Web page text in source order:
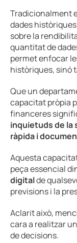
Tradicionalment
dades
sobre la
quantitat de
permet enfocar
històriques, sinó
Que un
capacitat pròpia
financeres
inquietuds de la
ràpida i
Aquesta
peça essencial
digitalde
previsions i la
Aclarit això,
cara a realitzar
de decisions.